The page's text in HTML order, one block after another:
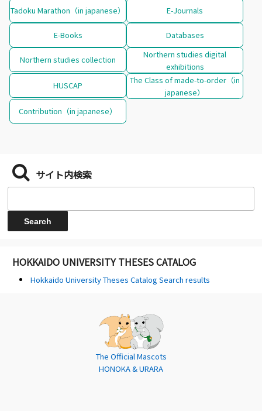
Tadoku Marathon（in japanese） E-Journals
E-Books Databases
Northern studies collection
Northern studies digital
exhibitions
HUSCAP
The Class of made-to-order（in
japanese）
Contribution（in japanese）
サイト内検索
HOKKAIDO UNIVERSITY THESES CATALOG
Hokkaido University Theses Catalog Search results
The Official Mascots
HONOKA & URARA